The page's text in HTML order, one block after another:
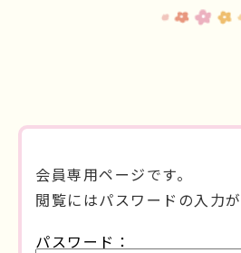
会員専用ページです。
閲覧にはパスワードの入力が
パスワード：